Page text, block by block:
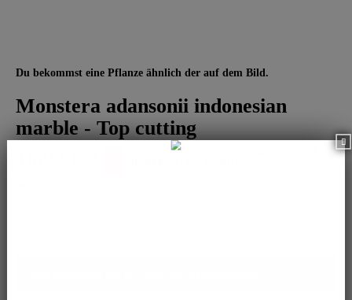
Du bekommst eine Pflanze ähnlich der auf dem Bild.
Monstera adansonii indonesian
marble - Top cutting